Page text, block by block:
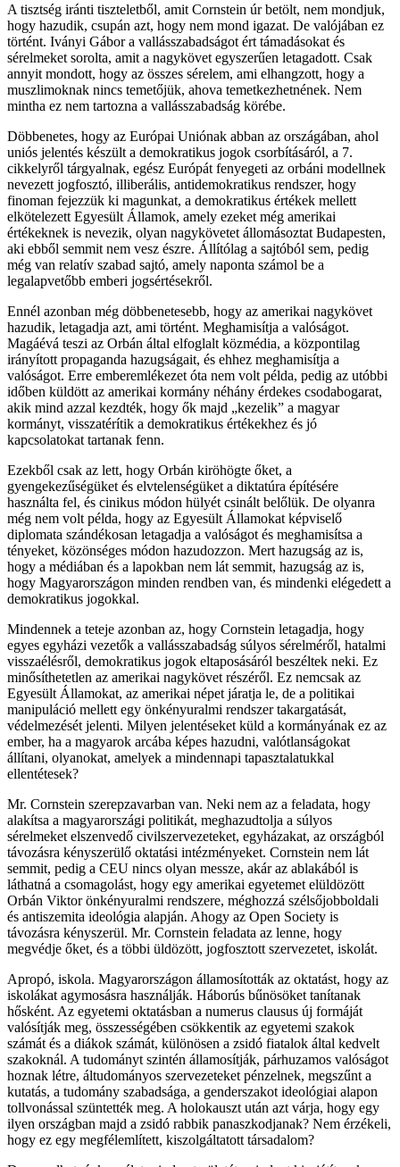
A tisztség iránti tiszteletből, amit Cornstein úr betölt, nem mondjuk,
hogy hazudik, csupán azt, hogy nem mond igazat. De valójában ez
történt. Iványi Gábor a vallásszabadságot ért támadásokat és
sérelmeket sorolta, amit a nagykövet egyszerűen letagadott. Csak
annyit mondott, hogy az összes sérelem, ami elhangzott, hogy a
muszlimoknak nincs temetőjük, ahova temetkezhetnének. Nem
mintha ez nem tartozna a vallásszabadság körébe.
Döbbenetes, hogy az Európai Uniónak abban az országában, ahol
uniós jelentés készült a demokratikus jogok csorbításáról, a 7.
cikkelyről tárgyalnak, egész Európát fenyegeti az orbáni modellnek
nevezett jogfosztó, illiberális, antidemokratikus rendszer, hogy
finoman fejezzük ki magunkat, a demokratikus értékek mellett
elkötelezett Egyesült Államok, amely ezeket még amerikai
értékeknek is nevezik, olyan nagykövetet állomásoztat Budapesten,
aki ebből semmit nem vesz észre. Állítólag a sajtóból sem, pedig
még van relatív szabad sajtó, amely naponta számol be a
legalapvetőbb emberi jogsértésekről.
Ennél azonban még döbbenetesebb, hogy az amerikai nagykövet
hazudik, letagadja azt, ami történt. Meghamisítja a valóságot.
Magáévá teszi az Orbán által elfoglalt közmédia, a központilag
irányított propaganda hazugságait, és ehhez meghamisítja a
valóságot. Erre emberemlékezet óta nem volt példa, pedig az utóbbi
időben küldött az amerikai kormány néhány érdekes csodabogarat,
akik mind azzal kezdték, hogy ők majd „kezelik” a magyar
kormányt, visszatérítik a demokratikus értékekhez és jó
kapcsolatokat tartanak fenn.
Ezekből csak az lett, hogy Orbán kiröhögte őket, a
gyengekezűségüket és elvtelenségüket a diktatúra építésére
használta fel, és cinikus módon hülyét csinált belőlük. De olyanra
még nem volt példa, hogy az Egyesült Államokat képviselő
diplomata szándékosan letagadja a valóságot és meghamisítsa a
tényeket, közönséges módon hazudozzon. Mert hazugság az is,
hogy a médiában és a lapokban nem lát semmit, hazugság az is,
hogy Magyarországon minden rendben van, és mindenki elégedett a
demokratikus jogokkal.
Mindennek a teteje azonban az, hogy Cornstein letagadja, hogy
egyes egyházi vezetők a vallásszabadság súlyos sérelméről, hatalmi
visszaélésről, demokratikus jogok eltaposásáról beszéltek neki. Ez
minősíthetetlen az amerikai nagykövet részéről. Ez nemcsak az
Egyesült Államokat, az amerikai népet járatja le, de a politikai
manipuláció mellett egy önkényuralmi rendszer takargatását,
védelmezését jelenti. Milyen jelentéseket küld a kormányának ez az
ember, ha a magyarok arcába képes hazudni, valótlanságokat
állítani, olyanokat, amelyek a mindennapi tapasztalatukkal
ellentétesek?
Mr. Cornstein szerepzavarban van. Neki nem az a feladata, hogy
alakítsa a magyarországi politikát, meghazudtolja a súlyos
sérelmeket elszenvedő civilszervezeteket, egyházakat, az országból
távozásra kényszerülő oktatási intézményeket. Cornstein nem lát
semmit, pedig a CEU nincs olyan messze, akár az ablakából is
láthatná a csomagolást, hogy egy amerikai egyetemet elüldözött
Orbán Viktor önkényuralmi rendszere, méghozzá szélsőjobboldali
és antiszemita ideológia alapján. Ahogy az Open Society is
távozásra kényszerül. Mr. Cornstein feladata az lenne, hogy
megvédje őket, és a többi üldözött, jogfosztott szervezetet, iskolát.
Apropó, iskola. Magyarországon államosították az oktatást, hogy az
iskolákat agymosásra használják. Háborús bűnösöket tanítanak
hősként. Az egyetemi oktatásban a numerus clausus új formáját
valósítják meg, összességében csökkentik az egyetemi szakok
számát és a diákok számát, különösen a zsidó fiatalok által kedvelt
szakoknál. A tudományt szintén államosítják, párhuzamos valóságot
hoznak létre, áltudományos szervezeteket pénzelnek, megszűnt a
kutatás, a tudomány szabadsága, a genderszakot ideológiai alapon
tollvonással szüntették meg. A holokauszt után azt várja, hogy egy
ilyen országban majd a zsidó rabbik panaszkodjanak? Nem érzékeli,
hogy ez egy megfélemlített, kiszolgáltatott társadalom?